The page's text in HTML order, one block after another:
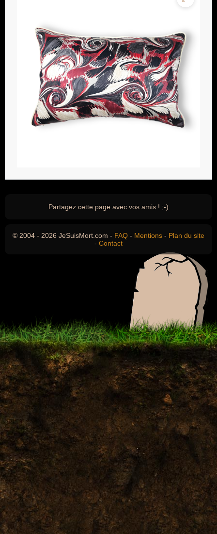
Partagez cette page avec vos amis ! ;-)
© 2004 - 2026 JeSuisMort.com - FAQ - Mentions - Plan du site
- Contact